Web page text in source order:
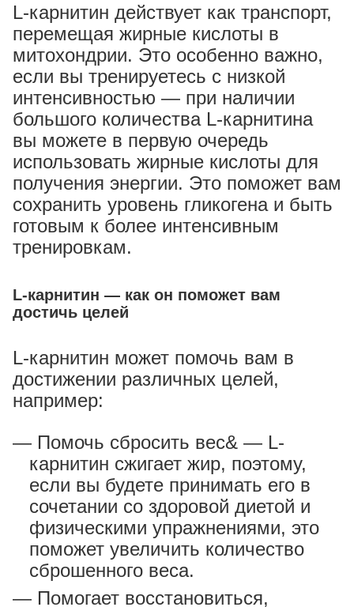
L-карнитин действует как транспорт,
перемещая жирные кислоты в
митохондрии. Это особенно важно,
если вы тренируетесь с низкой
интенсивностью — при наличии
большого количества L-карнитина
вы можете в первую очередь
использовать жирные кислоты для
получения энергии. Это поможет вам
сохранить уровень гликогена и быть
готовым к более интенсивным
тренировкам.
L-карнитин — как он поможет вам
достичь целей
L-карнитин может помочь вам в
достижении различных целей,
например:
Помочь сбросить вес& — L-
карнитин сжигает жир, поэтому,
если вы будете принимать его в
сочетании со здоровой диетой и
физическими упражнениями, это
поможет увеличить количество
сброшенного веса.
Помогает восстановиться,